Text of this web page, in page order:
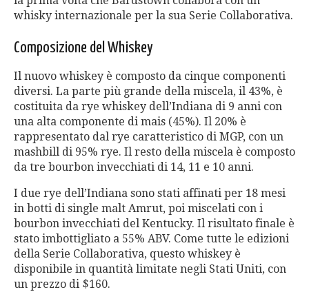
whisky internazionale per la sua Serie Collaborativa.
Composizione del Whiskey
Il nuovo whiskey è composto da cinque componenti
diversi. La parte più grande della miscela, il 43%, è
costituita da rye whiskey dell’Indiana di 9 anni con
una alta componente di mais (45%). Il 20% è
rappresentato dal rye caratteristico di MGP, con un
mashbill di 95% rye. Il resto della miscela è composto
da tre bourbon invecchiati di 14, 11 e 10 anni.
I due rye dell’Indiana sono stati affinati per 18 mesi
in botti di single malt Amrut, poi miscelati con i
bourbon invecchiati del Kentucky. Il risultato finale è
stato imbottigliato a 55% ABV. Come tutte le edizioni
della Serie Collaborativa, questo whiskey è
disponibile in quantità limitate negli Stati Uniti, con
un prezzo di $160.